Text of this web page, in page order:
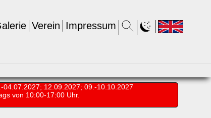
Impressum
Verein
12.09.2027; 09.-10.10.2027
von 10:00-17:00 Uhr.